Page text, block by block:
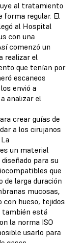
al tratamiento
forma regular. El
al Hospital
con una
comenzó un
realizar el
que tenían por
escaneos
envió a
analizar el
crear guías de
a los cirujanos
es un material
para su
que
de larga duración
mucosas,
hueso, tejidos
también está
la norma ISO
usarlo para